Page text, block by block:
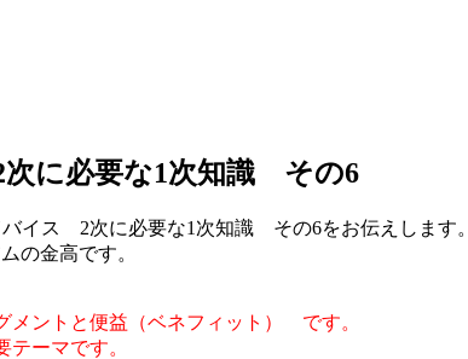
に必要な1次知識 その6
イス 2次に必要な1次知識 その6をお伝えします。
の金高です。
メントと便益（ベネフィット） です。
ーマです。